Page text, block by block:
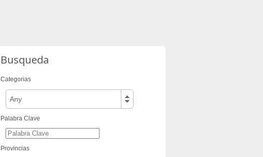
Busqueda
Categorias
Any
Palabra Clave
Provincias